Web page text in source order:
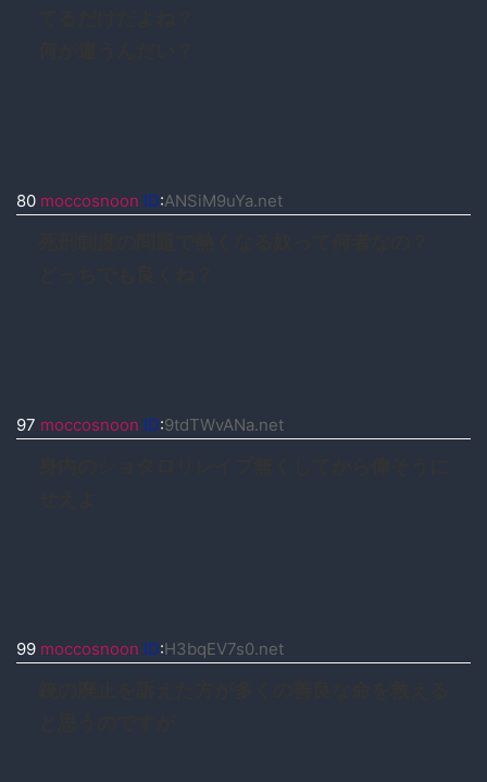
80 moccosnoon ID:ANSiM9uYa.net
97 moccosnoon ID:9tdTWvANa.net
99 moccosnoon ID:H3bqEV7s0.net